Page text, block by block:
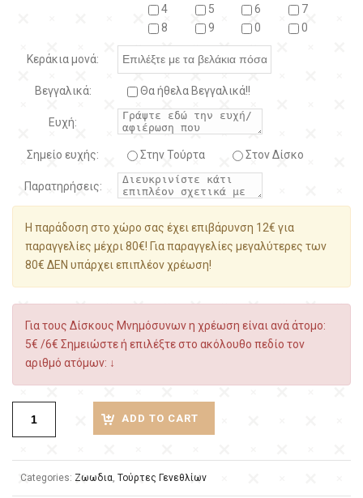
4
5 6
7
8
9 0 0
Κεράκια μονά:
Βεγγαλικά: Θα ήθελα Βεγγαλικά!!
Ευχή:
Σημείο ευχής: Στην Τούρτα Στον Δίσκο
Παρατηρήσεις:
Η παράδοση στο χώρο σας έχει επιβάρυνση 12€ για
παραγγελίες μέχρι 80€! Για παραγγελίες μεγαλύτερες των
80€ ΔΕΝ υπάρχει επιπλέον χρέωση!
Για τους Δίσκους Μνημόσυνων η χρέωση είναι ανά άτομο:
5€ /6€ Σημειώστε ή επιλέξτε στο ακόλουθο πεδίο τον
αριθμό ατόμων: ↓
ADD TO CART
Categories: Ζωωδια, Τούρτες Γενεθλίων